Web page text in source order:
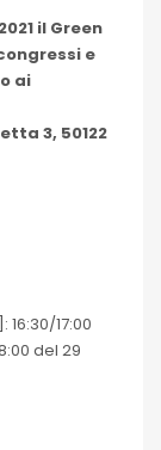
il Green
e
ai
3, 50122
17:00
del 29